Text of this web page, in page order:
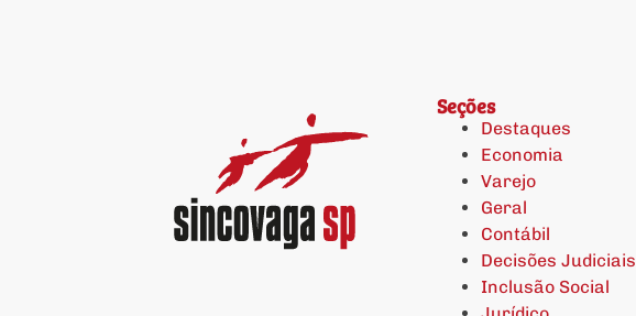
Seções
Destaques
Economia
Varejo
Geral
Contábil
Decisões Judiciais
Inclusão Social